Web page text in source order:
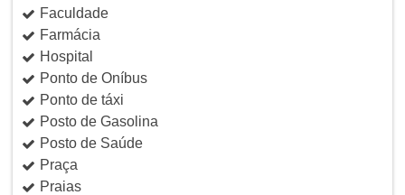
Faculdade
Farmácia
Hospital
Ponto de Oníbus
Ponto de táxi
Posto de Gasolina
Posto de Saúde
Praça
Praias